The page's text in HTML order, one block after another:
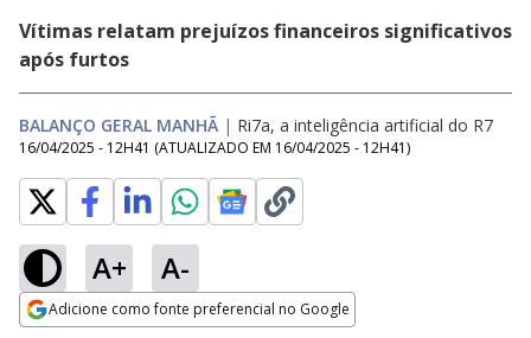
Vítimas relatam prejuízos financeiros significativos
após furtos
BALANÇO GERAL MANHÃ | Ri7a, a inteligência artificial do R7
16/04/2025 - 12H41 (ATUALIZADO EM 16/04/2025 - 12H41)
A+ A-
Adicione como fonte preferencial no Google